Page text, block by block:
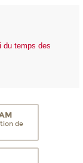
du temps des
de